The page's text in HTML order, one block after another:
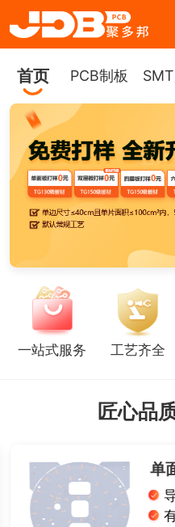
首页 PCB制板
一站式服务 工艺齐全
匠心品
单